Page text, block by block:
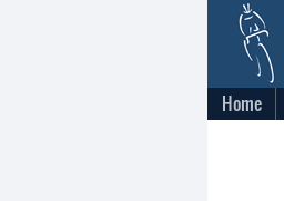
Home